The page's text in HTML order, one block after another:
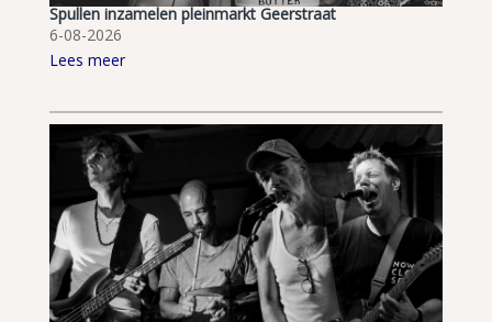
Spullen inzamelen pleinmarkt Geerstraat
6-08-2026
Lees meer